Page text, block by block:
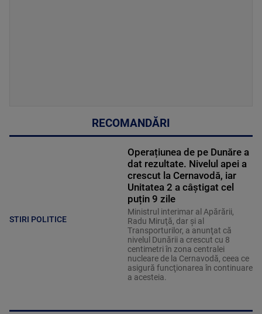
RECOMANDĂRI
STIRI POLITICE
Operațiunea de pe Dunăre a
dat rezultate. Nivelul apei a
crescut la Cernavodă, iar
Unitatea 2 a câștigat cel
puțin 9 zile
Ministrul interimar al Apărării,
Radu Miruţă, dar şi al
Transporturilor, a anunţat că
nivelul Dunării a crescut cu 8
centimetri în zona centralei
nucleare de la Cernavodă, ceea ce
asigură funcţionarea în continuare
a acesteia.